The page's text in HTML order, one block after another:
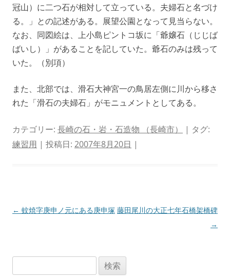
冠山）に二つ石が相対して立っている。夫婦石と名づけ
る。」との記述がある。展望公園となって見当らない。
なお、同図絵は、上小島ピントコ坂に「爺嬢石（じじば
ばいし）」があることを記していた。爺石のみは残って
いた。（別項）
また、北部では、滑石大神宮一の鳥居左側に川から移さ
れた「滑石の夫婦石」がモニュメントとしてある。
カテゴリー: 長崎の石・岩・石造物 （長崎市）
| タグ:
練習用 | 投稿日: 2007年8月20日 |
投
← 蚊焼字庚申ノ元にある庚申塚 藤田尾川の大正七年石橋架橋碑
→
索: